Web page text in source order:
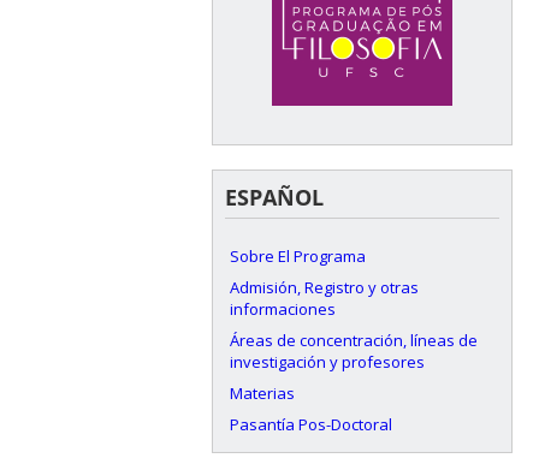
ESPAÑOL
Sobre El Programa
Admisión, Registro y otras
informaciones
Áreas de concentración, líneas de
investigación y profesores
Materias
Pasantía Pos-Doctoral